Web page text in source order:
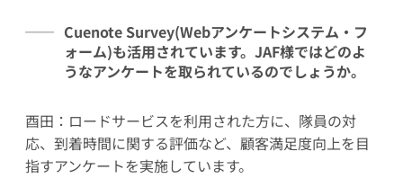
Cuenote Survey(Webアンケートシステム・フ
ォーム)も活用されています。JAF様ではどのよ
うなアンケートを取られているのでしょうか。
酉田：ロードサービスを利用された方に、隊員の対
応、到着時間に関する評価など、顧客満足度向上を目
指すアンケートを実施しています。